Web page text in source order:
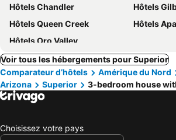
Hôtels Chandler
Hôtels
Hôtels Queen Creek
Hôtels
Hôtels Oro Valley
Voir tous les hébergements pour Superior
Comparateur d’hôtels
Amérique du Nord
Arizona
Superior 3-bedroom house
Choisissez votre pays